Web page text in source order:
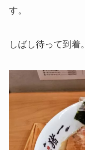
す。
しばし待って到着。